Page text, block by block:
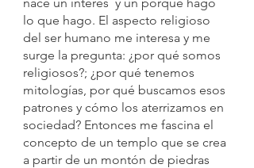
lo que hago. El aspecto religioso
del ser humano me interesa y me
surge la pregunta: ¿por qué somos
religiosos?; ¿por qué tenemos
mitologías, por qué buscamos esos
patrones y cómo los aterrizamos en
sociedad? Entonces me fascina el
concepto de un templo que se crea
a partir de un montón de piedras